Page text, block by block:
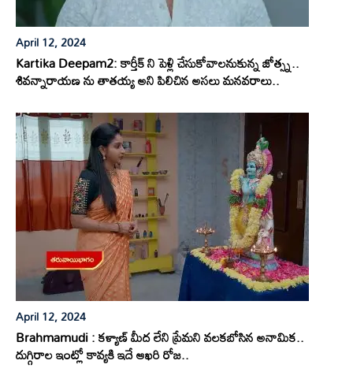
April 12, 2024
Kartika Deepam2: కార్తీక్ ని పెళ్లి చేసుకోవాలనుకున్న జోత్స్న..
శివన్నారాయణ ను తాతయ్య అని పిలిచిన అసలు మనవరాలు..
April 12, 2024
Brahmamudi : కళ్యాణ్ మీద లేని ప్రేమని వలకబోసిన అనామిక..
దుగ్గిరాల ఇంట్లో కావ్యకి ఇదే ఆఖరి రోజ..